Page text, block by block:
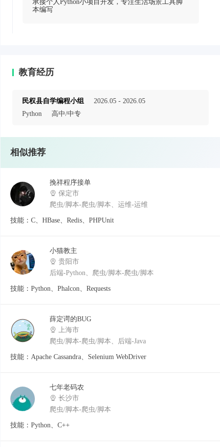
承接个人Python小项目开发，专注生活场景工具脚
本编写
教育经历
民权县自学编程小组
2026.05 - 2026.05
Python
高中/中专
相似推荐
挽祥程序接单
保定市
爬虫/脚本-爬虫/脚本、运维-运维
技能：C、HBase、Redis、PHPUnit
小猫教主
贵阳市
后端-Python、爬虫/脚本-爬虫/脚本
技能：Python、Phalcon、Requests
薛定谔的BUG
上海市
爬虫/脚本-爬虫/脚本、后端-Java
技能：Apache Cassandra、Selenium WebDriver
七年老码农
长沙市
爬虫/脚本-爬虫/脚本
技能：Python、C++